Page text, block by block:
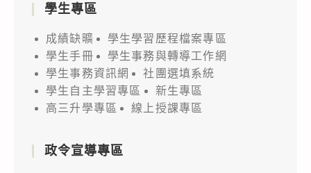
學生專區
成績缺曠
學生學習歷程檔案專區
學生手冊
學生事務與轉導工作網
學生事務資訊網
社團選填系統
學生自主學習專區
新生專區
高三升學專區
線上授課專區
政令宣導專區